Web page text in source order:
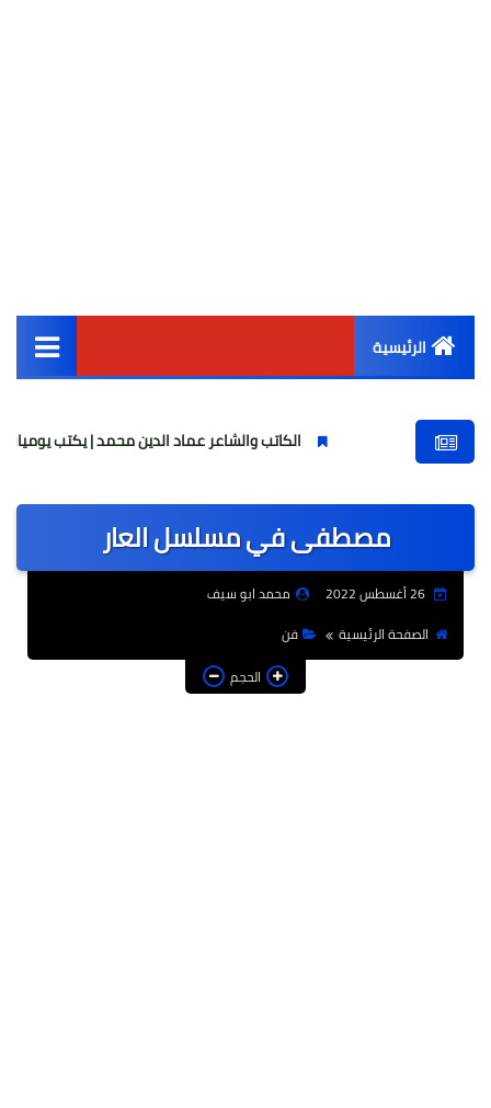
الرئيسية
أخبار مصر
عالمى
الرياضة
فن
الكاتب والشاعر عماد الدين محمد | يكتب يوميات شاعر وقصيدة
مصطفى في مسلسل العار
26 أغسطس 2022
محمد ابو سيف
الصفحة الرئيسية
فن
الحجم